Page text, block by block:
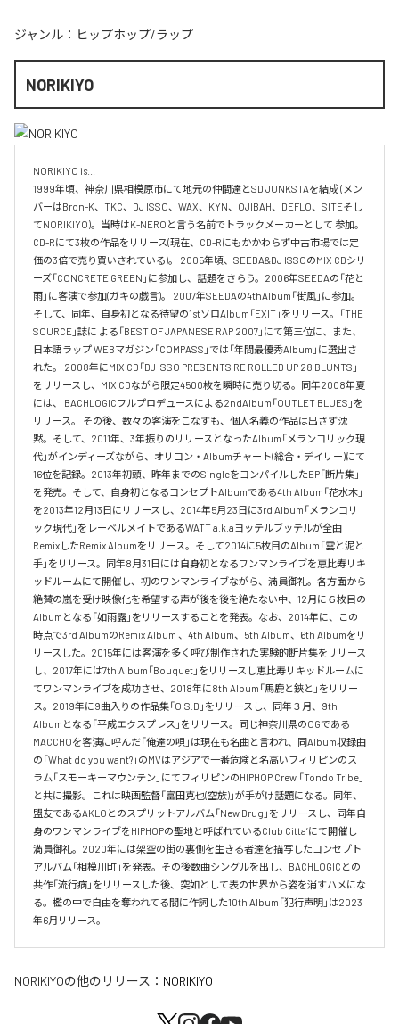
ジャンル： ヒップホップ/ラップ
NORIKIYO
NORIKIYO is...
1999年頃、神奈川県相模原市にて地元の仲間達とSD JUNKSTAを結成 (メン
バーはBron-K、TKC、DJ ISSO、WAX、KYN、OJIBAH、DEFLO、SITEそし
てNORIKIYO)。当時はK-NEROと言う名前でトラックメーカーとして 参加。
CD-Rにて3枚の作品をリリース(現在、CD-Rにもかかわらず中古市場では定
価の3倍で売り買いされている)。 2005年頃、SEEDA&DJ ISSOのMIX CDシリ
ーズ「CONCRETE GREEN」に参加し、話題をさらう。2006年SEEDAの「花と
雨」に客演で参加(ガキの戯言)。 2007年SEEDAの4thAlbum「街風」に参加。
そして、同年、自身初となる待望の1stソロAlbum「EXIT」をリリース。「THE
SOURCE」誌に よる「BEST OF JAPANESE RAP 2007」にて第三位に、また、
日本語ラップ WEBマガジン「COMPASS」では「年間最優秀Album」に選出さ
れた。 2008年にMIX CD「DJ ISSO PRESENTS RE ROLLED UP 28 BLUNTS」
をリリースし、MIX CDながら限定4500枚を瞬時に売り切る。同年2008年夏
には、 BACHLOGICフルプロデュースによる2ndAlbum「OUTLET BLUES」を
リリース。 その後、数々の客演をこなすも、個人名義の作品は出さず沈
黙。そして、2011年、3年振りのリリースとなったAlbum「メランコリック現
代」がインディーズながら、オリコン・Albumチャート(総合・デイリー)にて
16位を記録。2013年初頭、昨年までのSingleをコンパイルしたEP「断片集」
を発売。そして、自身初となるコンセプトAlbumである4th Album「花水木」
を2013年12月13日にリリースし、2014年5月23日に3rd Album「メランコリ
ック現代」をレーベルメイトであるWATT a.k.aヨッテルブッテルが全曲
RemixしたRemix Albumをリリース。そして2014に5枚目のAlbum「雲と泥と
手」をリリース。同年8月31日には自身初となるワンマンライブを恵比寿リキ
ッドルームにて開催し、初のワンマンライブながら、満員御礼。各方面から
絶賛の嵐を受け映像化を希望する声が後を後を絶たない中、12月に６枚目の
Albumとなる「如雨露」をリリースすることを発表。なお、2014年に、この
時点で3rd AlbumのRemix Album 、4th Album、5th Album、6th Albumをリ
リースした。2015年には客演を多く呼び制作された実験的断片集をリリース
し、2017年には7th Album「Bouquet」をリリースし恵比寿リキッドルームに
てワンマンライブを成功させ、2018年に8th Album「馬鹿と鋏と」をリリー
ス。2019年に9曲入りの作品集「O.S.D」をリリースし、同年３月、9th
Albumとなる「平成エクスプレス」をリリース。同じ神奈川県のOGである
MACCHOを客演に呼んだ「俺達の唄」は現在も名曲と言われ、同Album収録曲
の「What do you want?」のMVはアジアで一番危険と名高いフィリピンのス
ラム「スモーキーマウンテン」にてフィリピンのHIPHOP Crew 「Tondo Tribe」
と共に撮影。これは映画監督「富田克也(空族)」が手がけ話題になる。同年、
盟友であるAKLOとのスプリットアルバム「New Drug」をリリースし、同年自
身のワンマンライブをHIPHOPの聖地と呼ばれているClub Citta’にて開催し
満員御礼。2020年には架空の街の裏側を生きる者達を描写したコンセプト
アルバム「相模川町」を発表。その後数曲シングルを出し、BACHLOGICとの
共作「流行病」をリリースした後、突如として表の世界から姿を消すハメにな
る。檻の中で自由を奪われてる間に作詞した10th Album「犯行声明」は2023
年6月リリース。
NORIKIYOの他のリリース： NORIKIYO